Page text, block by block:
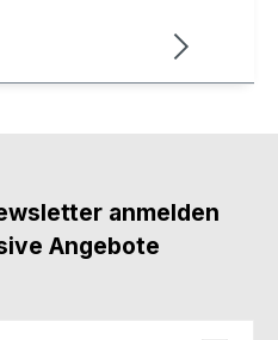
anmelden
Angebote